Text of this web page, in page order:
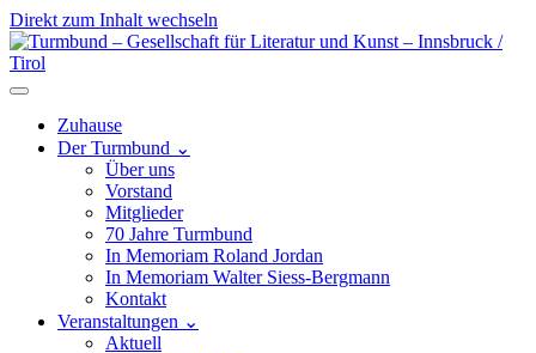
Direkt zum Inhalt wechseln
Hauptnavigation
Zuhause
Der Turmbund ⌄
Über uns
Vorstand
Mitglieder
70 Jahre Turmbund
In Memoriam Roland Jordan
In Memoriam Walter Siess-Bergmann
Kontakt
Veranstaltungen ⌄
Aktuell